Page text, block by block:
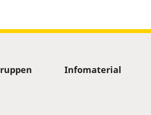
Infomaterial